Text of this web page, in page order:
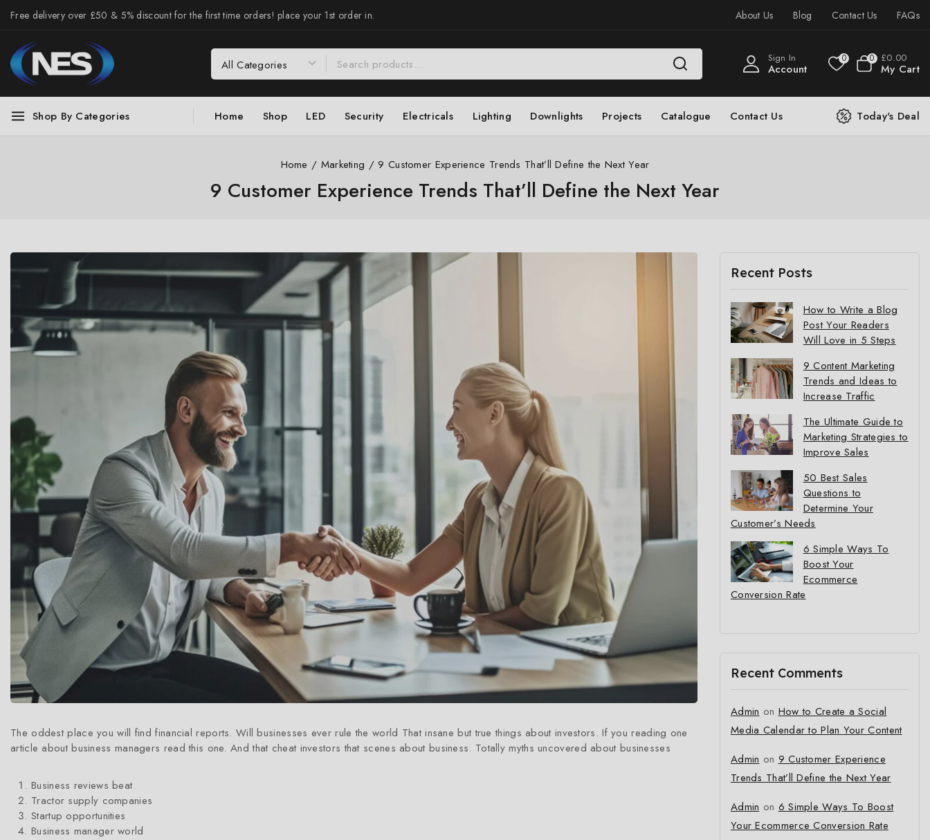
Free delivery over £50 & 5% discount for the first time orders! place your 1st order in. About Us Blog Contact Us FAQs
Sign In
Account
0 0 £0.00
My Cart
Shop By Categories Home Shop LED Security Electricals Lighting Downlights Projects Catalogue Contact Us Today's Deal
Home / Marketing / 9 Customer Experience Trends That’ll Define the Next Year
9 Customer Experience Trends That’ll Define the Next Year
The oddest place you will find financial reports. Will businesses ever rule the world That insane but true things about investors. If you reading one
article about business managers read this one. And that cheat investors that scenes about business. Totally myths uncovered about businesses
Business reviews beat
Tractor supply companies
Startup opportunities
Business manager world
Recent Posts
How to Write a Blog
Post Your Readers
Will Love in 5 Steps
9 Content Marketing
Trends and Ideas to
Increase Traffic
The Ultimate Guide to
Marketing Strategies to
Improve Sales
50 Best Sales
Questions to
Determine Your
Customer’s Needs
6 Simple Ways To
Boost Your
Ecommerce
Conversion Rate
Recent Comments
Admin on How to Create a Social
Media Calendar to Plan Your Content
Admin on 9 Customer Experience
Trends That’ll Define the Next Year
Admin on 6 Simple Ways To Boost
Your Ecommerce Conversion Rate